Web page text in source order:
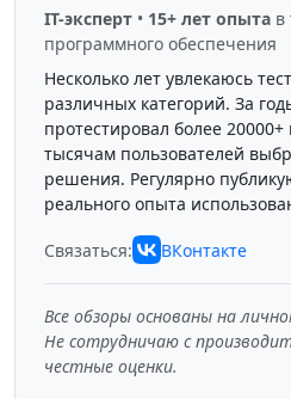
IT-эксперт • 15+ лет опыта в
программного обеспечения
Несколько лет увлекаюсь
различных категорий. За
протестировал более
тысячам пользователей
решения. Регулярно
реального опыта
Связаться: ВКонтакте
Все обзоры основаны на
Не сотрудничаю с
честные оценки.